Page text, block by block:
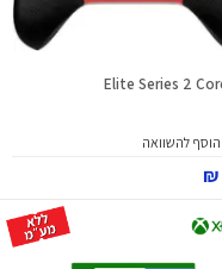
הוסף להשוואה